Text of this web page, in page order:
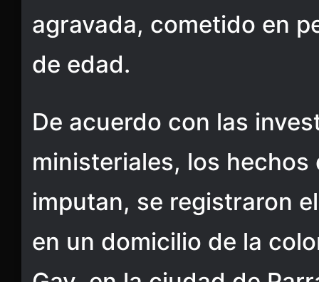
agravada, cometido en
de edad.
De acuerdo con las
ministeriales, los
imputan, se registraron
en un domicilio de la